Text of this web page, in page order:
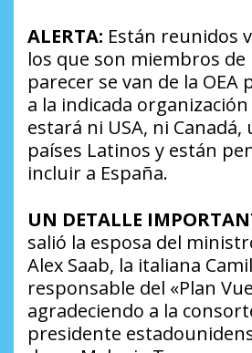
ALERTA: Están reunidos
los que son miembros de
parecer se van de la
a la indicada
estará ni USA, ni
países Latinos y están
incluir a España.
UN DETALLE
salió la esposa del
Alex Saab, la italiana
responsable del «Plan
agradeciendo a la
presidente